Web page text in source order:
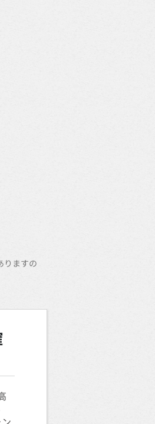
りますの